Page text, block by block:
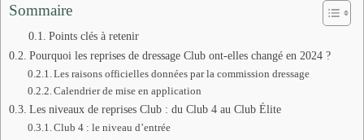
Sommaire
Points clés à retenir
Pourquoi les reprises de dressage Club ont-elles changé en 2024 ?
Les raisons officielles données par la commission dressage
Calendrier de mise en application
Les niveaux de reprises Club : du Club 4 au Club Élite
Club 4 : le niveau d’entrée